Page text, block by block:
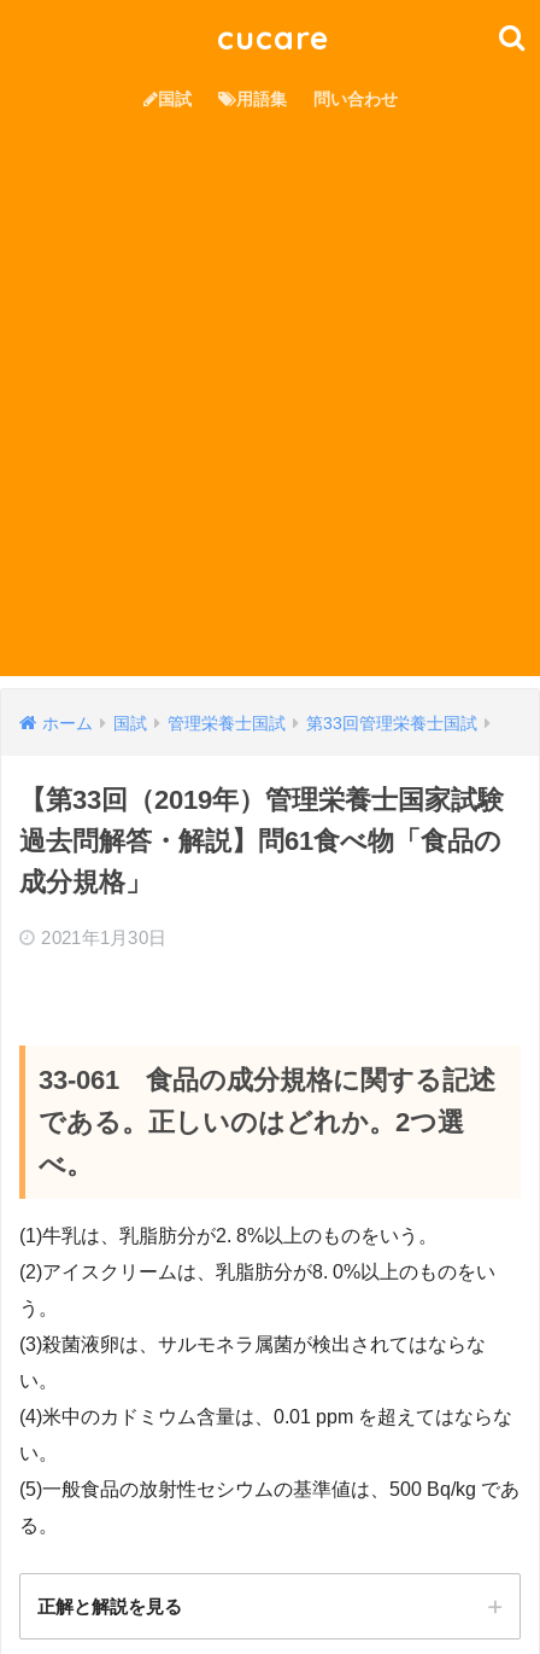
cucare
国試 用語集 問い合わせ
ホーム 国試 管理栄養士国試 第33回管理栄養士国試
【第33回（2019年）管理栄養士国家試験
過去問解答・解説】問61食べ物「食品の
成分規格」
2021年1月30日
33-061 食品の成分規格に関する記述
である。正しいのはどれか。2つ選
べ。
(1)牛乳は、乳脂肪分が2. 8%以上のものをいう。
(2)アイスクリームは、乳脂肪分が8. 0%以上のものをい
う。
(3)殺菌液卵は、サルモネラ属菌が検出されてはならな
い。
(4)米中のカドミウム含量は、0.01 ppm を超えてはならな
い。
(5)一般食品の放射性セシウムの基準値は、500 Bq/kg であ
る。
正解と解説を見る